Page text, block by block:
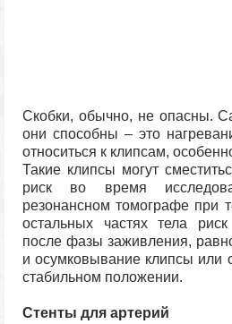
Скобки, обычно, не опасны.
они способны – это
относиться к клипсам,
Такие клипсы могут
риск во время
резонансном томографе при
остальных частях тела
после фазы заживления,
и осумковывание клипсы или
стабильном положении.
Стенты для артерий